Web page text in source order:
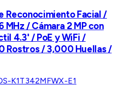
Reconocimiento Facial /
MHz / Cámara 2 MP con
4.3' / PoE y WiFi /
Rostros / 3,000 Huellas /
K1T342MFWX-E1